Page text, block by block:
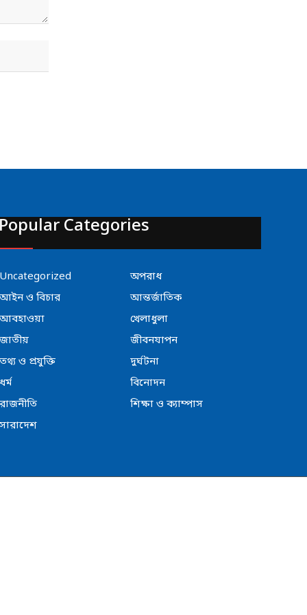
Popular Categories
Uncategorized
অপরাধ
ও বিচার
আন্তর্জাতিক
খেলাধুলা
জাতীয়
জীবনযাপন
তথ্য ও প্রযুক্তি
দুর্ঘটনা
ধর্ম
বিনোদন
রাজনীতি
শিক্ষা ও ক্যাম্পাস
সারাদেশ